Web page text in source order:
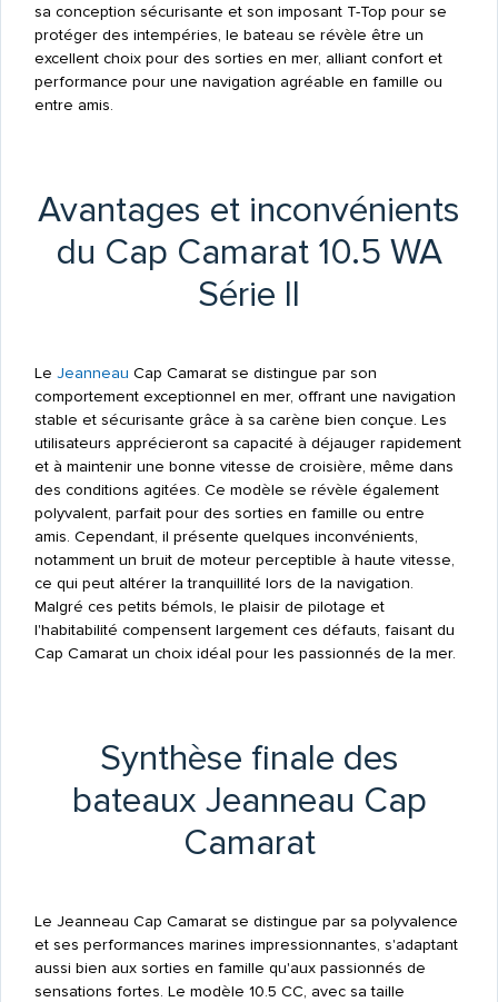
sa conception sécurisante et son imposant T-Top pour se
protéger des intempéries, le bateau se révèle être un
excellent choix pour des sorties en mer, alliant confort et
performance pour une navigation agréable en famille ou
entre amis.
Avantages et inconvénients
du Cap Camarat 10.5 WA
Série II
Le Jeanneau Cap Camarat se distingue par son
comportement exceptionnel en mer, offrant une navigation
stable et sécurisante grâce à sa carène bien conçue. Les
utilisateurs apprécieront sa capacité à déjauger rapidement
et à maintenir une bonne vitesse de croisière, même dans
des conditions agitées. Ce modèle se révèle également
polyvalent, parfait pour des sorties en famille ou entre
amis. Cependant, il présente quelques inconvénients,
notamment un bruit de moteur perceptible à haute vitesse,
ce qui peut altérer la tranquillité lors de la navigation.
Malgré ces petits bémols, le plaisir de pilotage et
l'habitabilité compensent largement ces défauts, faisant du
Cap Camarat un choix idéal pour les passionnés de la mer.
Synthèse finale des
bateaux Jeanneau Cap
Camarat
Le Jeanneau Cap Camarat se distingue par sa polyvalence
et ses performances marines impressionnantes, s'adaptant
aussi bien aux sorties en famille qu'aux passionnés de
sensations fortes. Le modèle 10.5 CC, avec sa taille